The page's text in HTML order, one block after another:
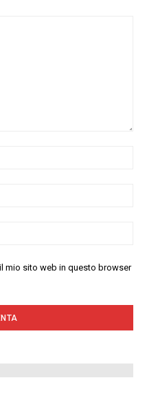
mio sito web in questo browser